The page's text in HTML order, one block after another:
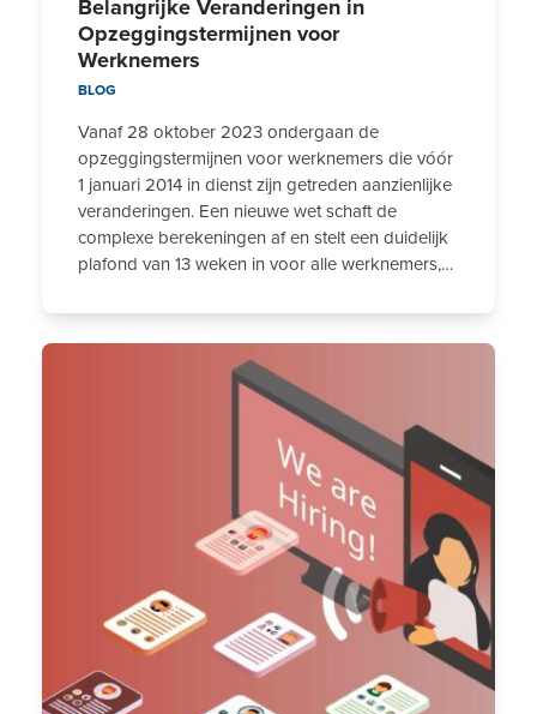
Belangrijke Veranderingen in
Opzeggingstermijnen voor
Werknemers
BLOG
Vanaf 28 oktober 2023 ondergaan de
opzeggingstermijnen voor werknemers die vóór
1 januari 2014 in dienst zijn getreden aanzienlijke
veranderingen. Een nieuwe wet schaft de
complexe berekeningen af en stelt een duidelijk
plafond van 13 weken in voor alle werknemers,…